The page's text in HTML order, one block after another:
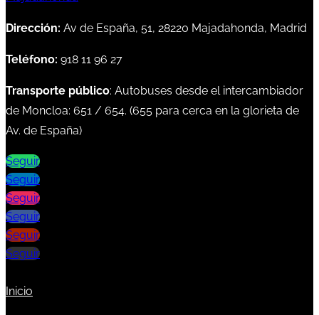
Dirección: Av de España, 51, 28220 Majadahonda, Madrid
Teléfono: 918 11 96 27
Transporte público: Autobuses desde el intercambiador
de Moncloa: 651 / 654. (655 para cerca en la glorieta de
Av. de España)
Seguir
Seguir
Seguir
Seguir
Seguir
Seguir
Inicio